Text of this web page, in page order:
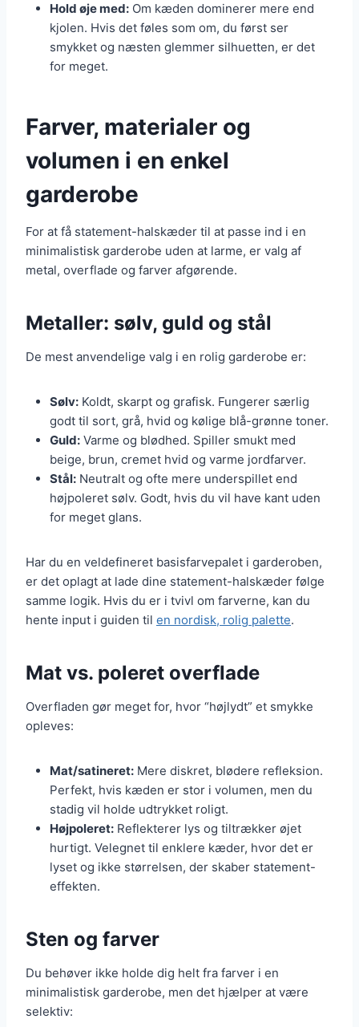
Hold øje med: Om kæden dominerer mere end
kjolen. Hvis det føles som om, du først ser
smykket og næsten glemmer silhuetten, er det
for meget.
Farver, materialer og
volumen i en enkel
garderobe
For at få statement-halskæder til at passe ind i en
minimalistisk garderobe uden at larme, er valg af
metal, overflade og farver afgørende.
Metaller: sølv, guld og stål
De mest anvendelige valg i en rolig garderobe er:
Sølv: Koldt, skarpt og grafisk. Fungerer særlig
godt til sort, grå, hvid og kølige blå-grønne toner.
Guld: Varme og blødhed. Spiller smukt med
beige, brun, cremet hvid og varme jordfarver.
Stål: Neutralt og ofte mere underspillet end
højpoleret sølv. Godt, hvis du vil have kant uden
for meget glans.
Har du en veldefineret basisfarvepalet i garderoben,
er det oplagt at lade dine statement-halskæder følge
samme logik. Hvis du er i tvivl om farverne, kan du
hente input i guiden til en nordisk, rolig palette.
Mat vs. poleret overflade
Overfladen gør meget for, hvor “højlydt” et smykke
opleves:
Mat/satineret: Mere diskret, blødere refleksion.
Perfekt, hvis kæden er stor i volumen, men du
stadig vil holde udtrykket roligt.
Højpoleret: Reflekterer lys og tiltrækker øjet
hurtigt. Velegnet til enklere kæder, hvor det er
lyset og ikke størrelsen, der skaber statement-
effekten.
Sten og farver
Du behøver ikke holde dig helt fra farver i en
minimalistisk garderobe, men det hjælper at være
selektiv: